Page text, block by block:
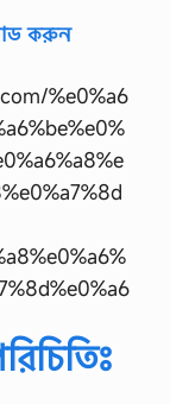
করুন